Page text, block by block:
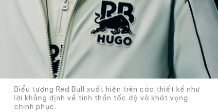
Biểu tượng Red Bull xuất hiện trên các thiết kế như
lời khẳng định về tinh thần tốc độ và khát vọng
chinh phục.